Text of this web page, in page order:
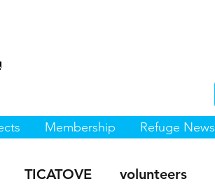
Membership Refuge News
TICATOVE volunteers